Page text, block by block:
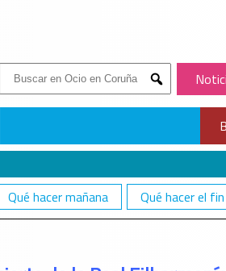
Buscar:
Submit
Qué hacer mañana Qué hacer el